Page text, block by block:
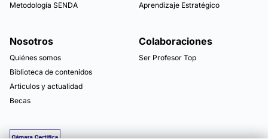
Metodología SENDA Aprendizaje Estratégico
Nosotros
Quiénes somos
Biblioteca de contenidos
Articulos y actualidad
Becas
Colaboraciones
Ser Profesor Top